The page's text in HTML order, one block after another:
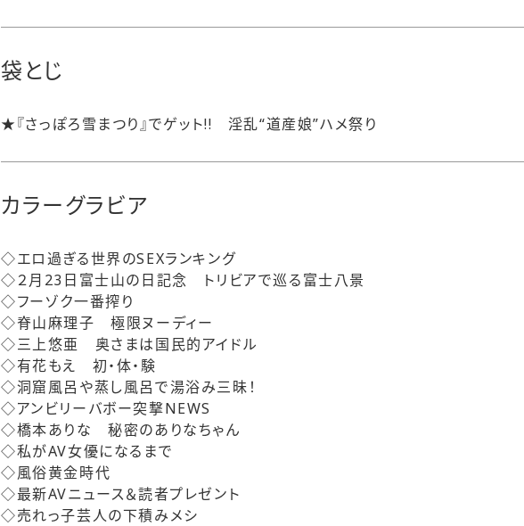
袋とじ
★『さっぽろ雪まつり』でゲット!! 淫乱“道産娘”ハメ祭り
カラーグラビア
◇エロ過ぎる世界のSEXランキング
◇２月23日富士山の日記念 トリビアで巡る富士八景
◇フーゾク一番搾り
◇脊山麻理子 極限ヌーディー
◇三上悠亜 奥さまは国民的アイドル
◇有花もえ 初・体・験
◇洞窟風呂や蒸し風呂で湯浴み三昧！
◇アンビリーバボー突撃NEWS
◇橋本ありな 秘密のありなちゃん
◇私がAV女優になるまで
◇風俗黄金時代
◇最新AVニュース＆読者プレゼント
◇売れっ子芸人の下積みメシ